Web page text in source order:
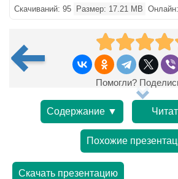
Скачиваний: 95
Размер: 17.21 MB
Помогли?
Содержание ▼
Похожие
Скачать презентацию